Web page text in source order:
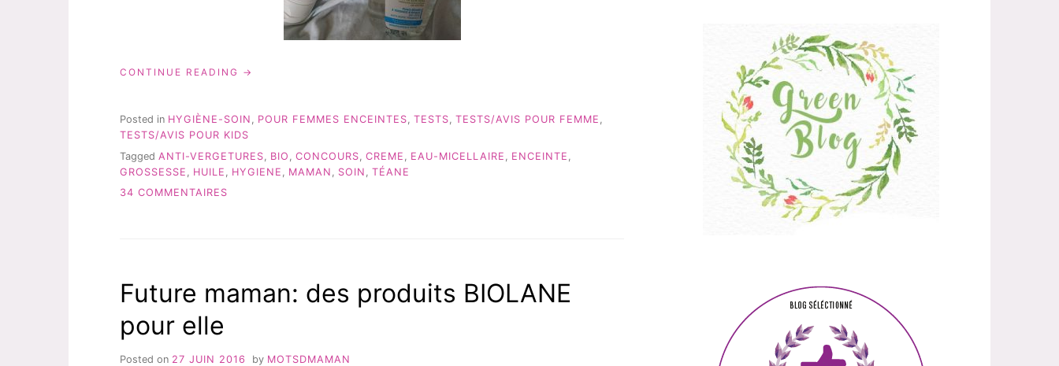
CONTINUE READING « TÉANE:
BIO
POUR
ET
BÉBÉ »
Posted in HYGIÈNE-SOIN , POUR FEMMES ENCEINTES, TESTS, TESTS/AVIS POUR FEMME ,
TESTS/AVIS POUR KIDS
Tagged ANTI-VERGETURES BIO CONCOURS CREME EAU-MICELLAIRE ENCEINTE
GROSSESSE
HUILE HYGIENE MAMAN SOIN
TÉANE
34 COMMENTAIRES
MAMAN
ET
Future maman: des produits BIOLANE
pour elle
Posted on 27 JUIN 2016 by MOTSDMAMAN